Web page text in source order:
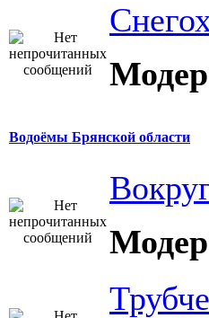
Водоёмы Брянской области